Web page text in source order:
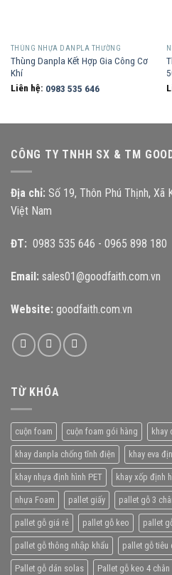
THÙNG NHỰA DANPLA THƯỜNG
Thùng Danpla Kết Hợp Gia Công Cơ
Khí
Liên hệ: 0983 535 646
CÔNG TY TNHH SX & TM
Địa chỉ: Số 19, Thôn Phú Thịnh, Xã
Việt Nam
ĐT: 0983 535 646 - 0965 898 180
Email: sales01@goodfaith.com.vn
Website: goodfaith.com.vn
TỪ KHÓA
cuộn foam cuộn foam gói hàng khay
khay danpla chống tĩnh điện khay eva
khay nhựa định hình PET khay xốp định
nhựa Foam pallet giấy pallet gỗ 3
pallet gỗ giá rẻ pallet gỗ keo pallet
pallet gỗ thông nhập khẩu pallet gỗ tiêu
Pallet gỗ dán solas Pallet gỗ keo 4 chân